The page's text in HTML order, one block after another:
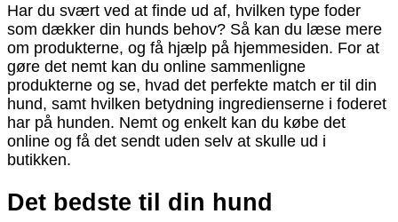
Har du svært ved at finde ud af, hvilken type foder
som dækker din hunds behov? Så kan du læse mere
om produkterne, og få hjælp på hjemmesiden. For at
gøre det nemt kan du online sammenligne
produkterne og se, hvad det perfekte match er til din
hund, samt hvilken betydning ingredienserne i foderet
har på hunden. Nemt og enkelt kan du købe det
online og få det sendt uden selv at skulle ud i
butikken.
Det bedste til din hund